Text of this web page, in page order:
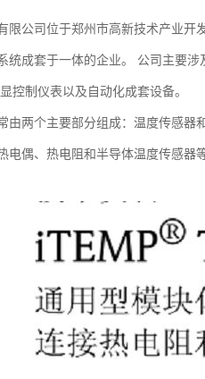
限公司位于郑州市高新技术产业开
统成套于一体的企业。 公司主要
控制仪表以及自动化成套设备。
由两个主要部分组成：温度传感
电偶、热电阻和半导体温度传感